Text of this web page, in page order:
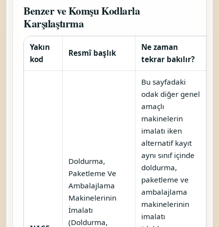
Benzer ve Komşu Kodlarla
Karşılaştırma
Yakın
kod
Resmî başlık
Ne zaman
tekrar bakılır?
Doldurma,
Paketleme Ve
Ambalajlama
Makinelerinin
İmalatı
(Doldurma,
Bu sayfadaki
odak diğer genel
amaçlı
makinelerin
imalatı iken
alternatif kayıt
aynı sınıf içinde
doldurma,
paketleme ve
ambalajlama
makinelerinin
imalatı